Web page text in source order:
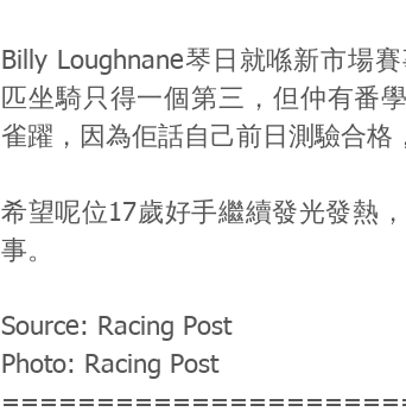
Billy Loughnane琴日就喺新市場
匹坐騎只得一個第三，但仲有番
雀躍，因為佢話自己前日測驗合格
希望呢位17歲好手繼續發光發熱
事。
Source: Racing Post
Photo: Racing Post